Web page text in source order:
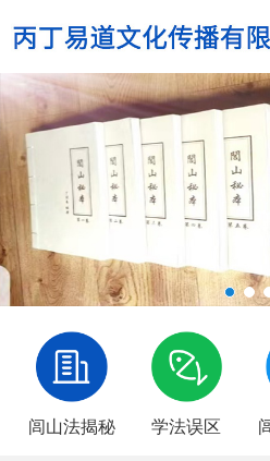
闾山法揭秘 学法误区